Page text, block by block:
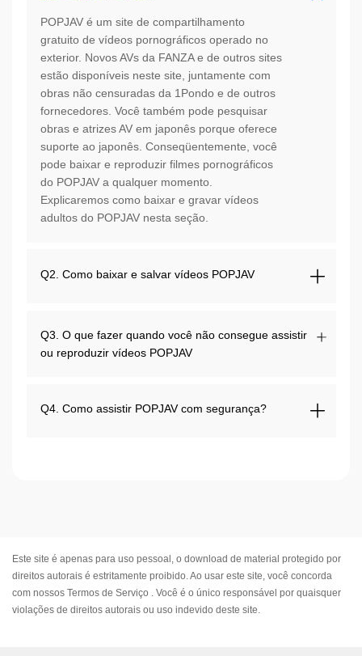
POPJAV é um site de compartilhamento
gratuito de vídeos pornográficos operado no
exterior. Novos AVs da FANZA e de outros sites
estão disponíveis neste site, juntamente com
obras não censuradas da 1Pondo e de outros
fornecedores. Você também pode pesquisar
obras e atrizes AV em japonês porque oferece
suporte ao japonês. Conseqüentemente, você
pode baixar e reproduzir filmes pornográficos
do POPJAV a qualquer momento.
Explicaremos como baixar e gravar vídeos
adultos do POPJAV nesta seção.
Q2. Como baixar e salvar vídeos POPJAV
Q3. O que fazer quando você não consegue assistir
ou reproduzir vídeos POPJAV
Q4. Como assistir POPJAV com segurança?
Este site é apenas para uso pessoal, o download de material protegido por
direitos autorais é estritamente proibido. Ao usar este site, você concorda
com nossos Termos de Serviço . Você é o único responsável por quaisquer
violações de direitos autorais ou uso indevido deste site.